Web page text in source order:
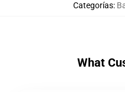
Categorías:
What